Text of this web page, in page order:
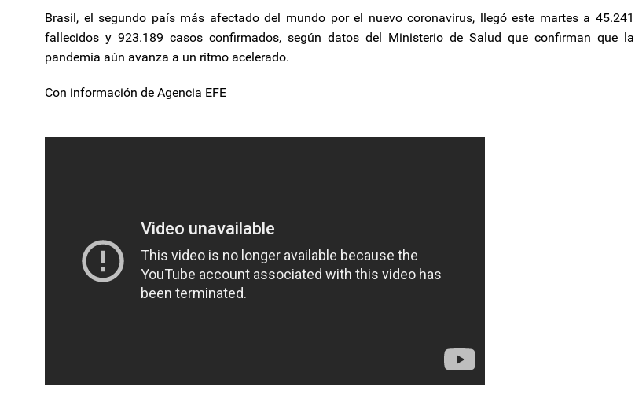
Brasil, el segundo país más afectado del mundo por el nuevo coronavirus, llegó este martes a 45.241
fallecidos y 923.189 casos confirmados, según datos del Ministerio de Salud que confirman que la
pandemia aún avanza a un ritmo acelerado.
Con información de Agencia EFE